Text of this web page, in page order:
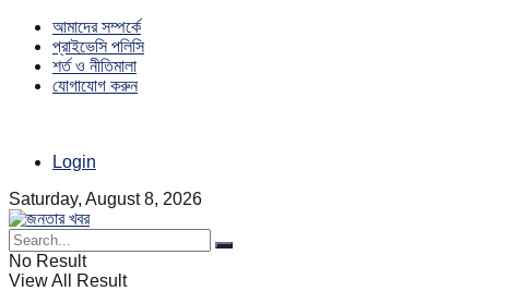
আমাদের সম্পর্কে
প্রাইভেসি পলিসি
শর্ত ও নীতিমালা
যোগাযোগ করুন
Login
Saturday, August 8, 2026
No Result
View All Result